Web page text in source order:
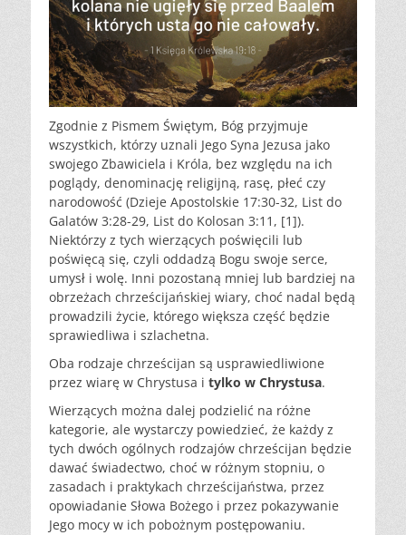
Zgodnie z Pismem Świętym, Bóg przyjmuje
wszystkich, którzy uznali Jego Syna Jezusa jako
swojego Zbawiciela i Króla, bez względu na ich
poglądy, denominację religijną, rasę, płeć czy
narodowość (Dzieje Apostolskie 17:30-32, List do
Galatów 3:28-29, List do Kolosan 3:11, [1]).
Niektórzy z tych wierzących poświęcili lub
poświęcą się, czyli oddadzą Bogu swoje serce,
umysł i wolę. Inni pozostaną mniej lub bardziej na
obrzeżach chrześcijańskiej wiary, choć nadal będą
prowadzili życie, którego większa część będzie
sprawiedliwa i szlachetna.
Oba rodzaje chrześcijan są usprawiedliwione
przez wiarę w Chrystusa i tylko w Chrystusa.
Wierzących można dalej podzielić na różne
kategorie, ale wystarczy powiedzieć, że każdy z
tych dwóch ogólnych rodzajów chrześcijan będzie
dawać świadectwo, choć w różnym stopniu, o
zasadach i praktykach chrześcijaństwa, przez
opowiadanie Słowa Bożego i przez pokazywanie
Jego mocy w ich pobożnym postępowaniu.